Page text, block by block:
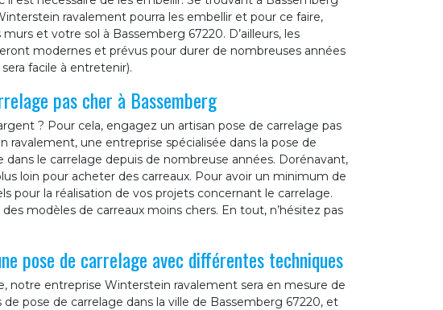
ravalement pourra les embellir et pour ce faire,
et votre sol à Bassemberg 67220. D’ailleurs, les
modernes et prévus pour durer de nombreuses années
facile à entretenir).
pas cher à Bassemberg
? Pour cela, engagez un artisan pose de carrelage pas
ravalement, une entreprise spécialisée dans la pose de
le carrelage depuis de nombreuse années. Dorénavant,
loin pour acheter des carreaux. Pour avoir un minimum de
pour la réalisation de vos projets concernant le carrelage.
modèles de carreaux moins chers. En tout, n’hésitez pas
pose de carrelage avec différentes techniques
notre entreprise Winterstein ravalement sera en mesure de
pose de carrelage dans la ville de Bassemberg 67220, et